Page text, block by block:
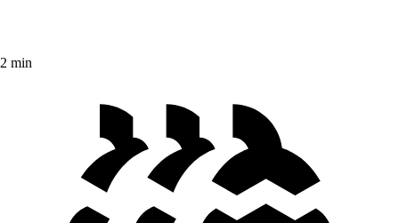
2 min